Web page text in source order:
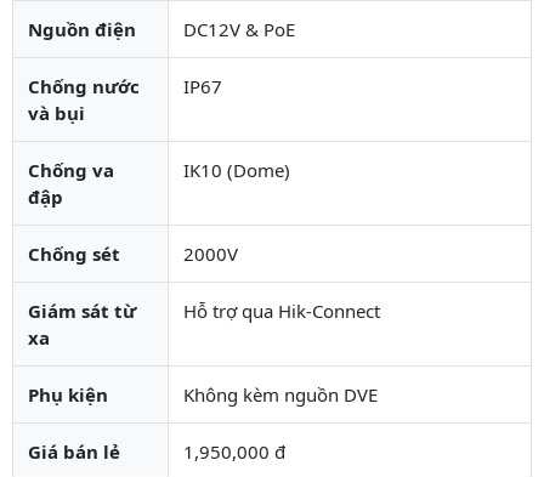
Nguồn điện DC12V & PoE
Chống nước
và bụi
IP67
Chống va
đập
IK10 (Dome)
Chống sét 2000V
Giám sát từ
xa
Hỗ trợ qua Hik-Connect
Phụ kiện Không kèm nguồn DVE
Giá bán lẻ 1,950,000 đ